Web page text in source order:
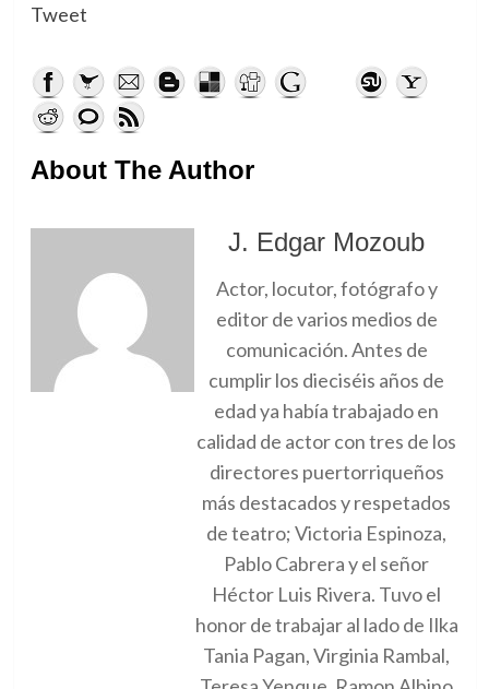
Tweet
About The Author
J. Edgar Mozoub
Actor, locutor, fotógrafo y
editor de varios medios de
comunicación. Antes de
cumplir los dieciséis años de
edad ya había trabajado en
calidad de actor con tres de los
directores puertorriqueños
más destacados y respetados
de teatro; Victoria Espinoza,
Pablo Cabrera y el señor
Héctor Luis Rivera. Tuvo el
honor de trabajar al lado de Ilka
Tania Pagan, Virginia Rambal,